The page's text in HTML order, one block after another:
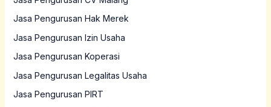
Jasa Pengurusan Hak Merek
Jasa Pengurusan Izin Usaha
Jasa Pengurusan Koperasi
Jasa Pengurusan Legalitas Usaha
Jasa Pengurusan PIRT